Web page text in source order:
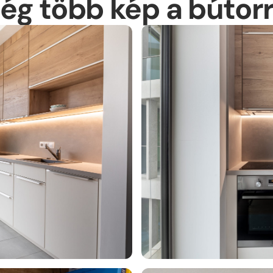
több kép a